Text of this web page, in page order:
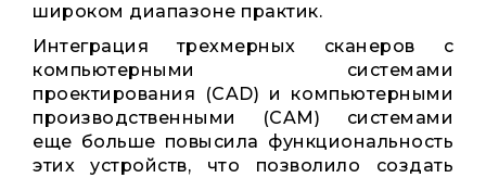
широком диапазоне практик.
Интеграция трехмерных сканеров с
компьютерными системами
проектирования (CAD) и компьютерными
производственными (CAM) системами
еще больше повысила функциональность
этих устройств, что позволило создать